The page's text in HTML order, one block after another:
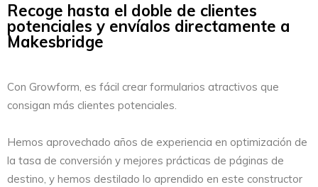
Recoge hasta el doble de clientes
potenciales y envíalos directamente a
Makesbridge
Con Growform, es fácil crear formularios atractivos que
consigan más clientes potenciales.
Hemos aprovechado años de experiencia en optimización de
la tasa de conversión y mejores prácticas de páginas de
destino, y hemos destilado lo aprendido en este constructor